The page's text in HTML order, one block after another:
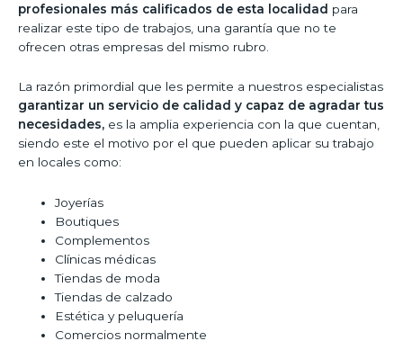
profesionales más calificados de esta localidad para
realizar este tipo de trabajos, una garantía que no te
ofrecen otras empresas del mismo rubro.
La razón primordial que les permite a nuestros especialistas
garantizar un servicio de calidad y capaz de agradar tus
necesidades, es la amplia experiencia con la que cuentan,
siendo este el motivo por el que pueden aplicar su trabajo
en locales como:
Joyerías
Boutiques
Complementos
Clínicas médicas
Tiendas de moda
Tiendas de calzado
Estética y peluquería
Comercios normalmente